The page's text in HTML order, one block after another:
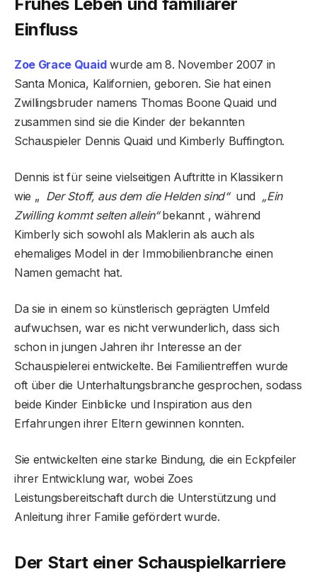
Frühes Leben und familiärer
Einfluss
Zoe Grace Quaidwurde am 8. November 2007 in
Santa Monica, Kalifornien, geboren. Sie hat einen
Zwillingsbruder namens Thomas Boone Quaid und
zusammen sind sie die Kinder der bekannten
Schauspieler Dennis Quaid und Kimberly Buffington.
Dennis ist für seine vielseitigen Auftritte in Klassikern
wie „ Der Stoff, aus dem die Helden sind“und „Ein
Zwilling kommt selten allein“bekannt , während
Kimberly sich sowohl als Maklerin als auch als
ehemaliges Model in der Immobilienbranche einen
Namen gemacht hat.
Da sie in einem so künstlerisch geprägten Umfeld
aufwuchsen, war es nicht verwunderlich, dass sich
schon in jungen Jahren ihr Interesse an der
Schauspielerei entwickelte. Bei Familientreffen wurde
oft über die Unterhaltungsbranche gesprochen, sodass
beide Kinder Einblicke und Inspiration aus den
Erfahrungen ihrer Eltern gewinnen konnten.
Sie entwickelten eine starke Bindung, die ein Eckpfeiler
ihrer Entwicklung war, wobei Zoes
Leistungsbereitschaft durch die Unterstützung und
Anleitung ihrer Familie gefördert wurde.
Der Start einer Schauspielkarriere